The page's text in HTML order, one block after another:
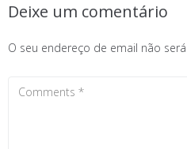
Deixe um comentário
O seu endereço de email não